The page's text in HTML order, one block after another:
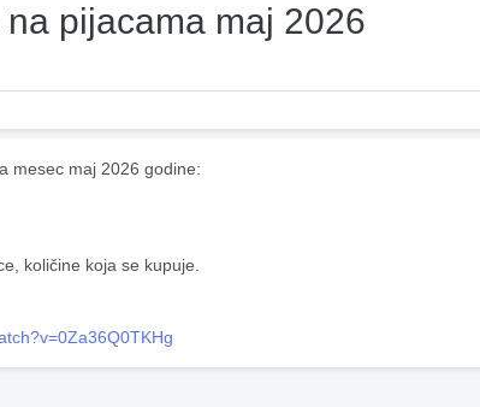
pijacama maj 2026
mesec maj 2026 godine:
količine koja se kupuje.